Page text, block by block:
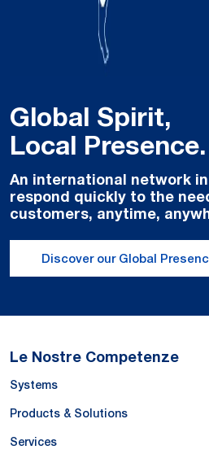
Global Spirit,
Local Presence.
An international network
respond quickly to the
customers, anytime,
Discover our Global
Le Nostre Competenze
Systems
Products & Solutions
Services